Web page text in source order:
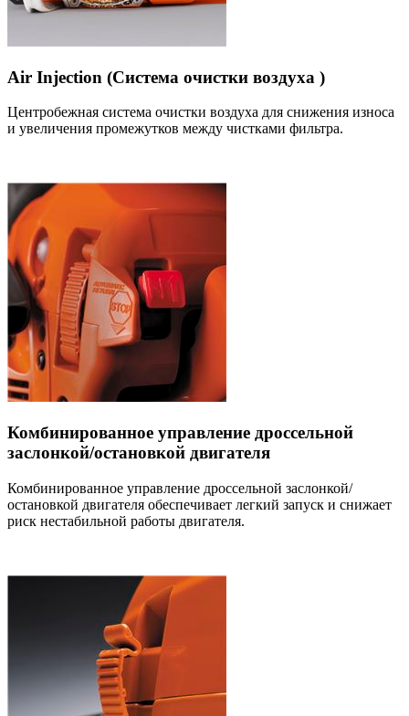
Air Injection (Система очистки воздуха )
Центробежная система очистки воздуха для снижения износа
и увеличения промежутков между чистками фильтра.
Комбинированное управление дроссельной
заслонкой/остановкой двигателя
Комбинированное управление дроссельной заслонкой/
остановкой двигателя обеспечивает легкий запуск и снижает
риск нестабильной работы двигателя.